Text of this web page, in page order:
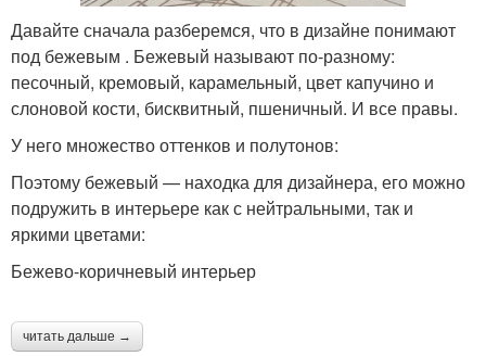
Давайте сначала разберемся, что в дизайне понимают
под бежевым . Бежевый называют по-разному:
песочный, кремовый, карамельный, цвет капучино и
слоновой кости, бисквитный, пшеничный. И все правы.
У него множество оттенков и полутонов:
Поэтому бежевый — находка для дизайнера, его можно
подружить в интерьере как с нейтральными, так и
яркими цветами:
Бежево-коричневый интерьер
читать дальше →